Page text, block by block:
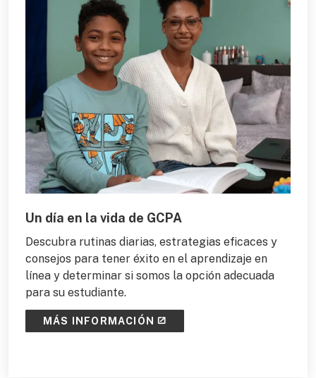
Un día en la vida de GCPA
Descubra rutinas diarias, estrategias eficaces y
consejos para tener éxito en el aprendizaje en
línea y determinar si somos la opción adecuada
para su estudiante.
MÁS INFORMACIÓN